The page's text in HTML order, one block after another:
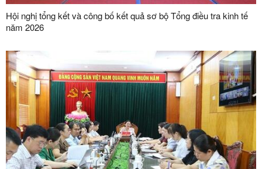
Hội nghị tổng kết và công bố kết quả sơ bộ Tổng điều tra kinh tế
năm 2026